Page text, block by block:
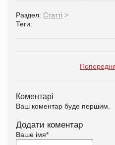
Раздел: Статті >
Теги:
Коментарі
Ваш коментар буде першим.
Додати коментар
Ваше імя*